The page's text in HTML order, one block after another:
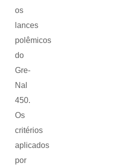
os
lances
polêmicos
do
Gre-
Nal
450.
Os
critérios
aplicados
por